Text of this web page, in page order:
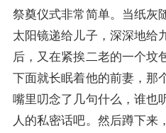
祭奠仪式非常简单。当纸灰
太阳镜递给儿子，深深地给
后，又在紧挨二老的一个坟
下面就长眠着他的前妻，那
嘴里叨念了几句什么，谁也
人的私密话吧。然后蹲下来